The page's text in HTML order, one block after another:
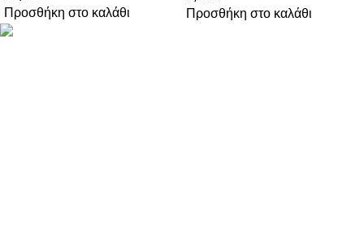
Προσθήκη στο καλάθι
Προσθήκη στο καλάθι